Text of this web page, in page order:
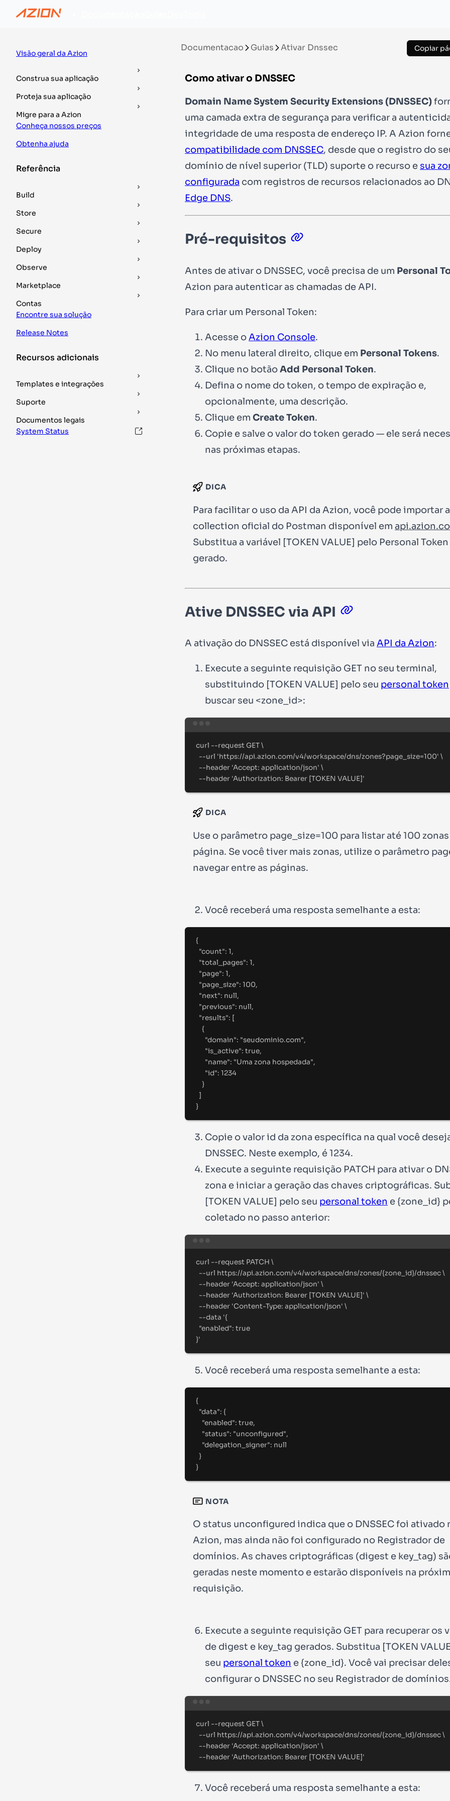
Visão geral da Azion
Construa sua aplicação
Proteja sua aplicação
Migre para a Azion
Conheça nossos preços
Obtenha ajuda
Referência
Build
Store
Secure
Deploy
Observe
Marketplace
Contas
Encontre sua solução
Release Notes
Recursos adicionais
Templates e integrações
Suporte
Documentos legais
System Status
Documentacao Guias Ativar Dnssec Copiar
Como ativar o DNSSEC
Domain Name System Security Extensions (DNSSEC)
uma camada extra de segurança para verificar a
integridade de uma resposta de endereço IP. A Azion
compatibilidade com DNSSEC, desde que o registro do
domínio de nível superior (TLD) suporte o recurso e sua
configurada com registros de recursos relacionados ao
Edge DNS.
Pré-requisitos
Antes de ativar o DNSSEC, você precisa de um Personal
Azion para autenticar as chamadas de API.
Para criar um Personal Token:
Acesse oAzion Console.
No menu lateral direito, clique em Personal Tokens.
Clique no botãoAdd Personal Token.
Defina o nome do token, o tempo de expiração e,
opcionalmente, uma descrição.
Clique em Create Token.
Copie e salve o valor do token gerado — ele será
nas próximas etapas.
DICA
Para facilitar o uso da API da Azion, você pode importar a
collection oficial do Postman disponível em
Substitua a variável [TOKEN VALUE] pelo Personal Token
gerado.
Ative DNSSEC via API
A ativação do DNSSEC está disponível via API da Azion:
Execute a seguinte requisição GET no seu terminal,
substituindo [TOKEN VALUE] pelo seu personal token
buscar seu <zone_id>:
curl --request GET \
--url 'https://api.azion.com/v4/workspace/dns/zones?page_size=100' \
--header 'Accept: application/json' \
--header 'Authorization: Bearer [TOKEN VALUE]'
DICA
Use o parâmetro page_size=100 para listar até 100
página. Se você tiver mais zonas, utilize o parâmetro
navegar entre as páginas.
Você receberá uma resposta semelhante a esta:
{
"count": 1,
"total_pages": 1,
"page": 1,
"page_size": 100,
"next": null,
"previous": null,
"results": [
{
"domain": "seudominio.com",
"is_active": true,
"name": "Uma zona hospedada",
"id": 1234
}
]
}
Copie o valorid da zona específica na qual você
DNSSEC. Neste exemplo, é1234.
Execute a seguinte requisição PATCH para ativar o
zona e iniciar a geração das chaves criptográficas.
[TOKEN VALUE] pelo seu personal token e {zone_id}
coletado no passo anterior:
curl --request PATCH \
--url https://api.azion.com/v4/workspace/dns/zones/{zone_id}/dnssec \
--header 'Accept: application/json' \
--header 'Authorization: Bearer [TOKEN VALUE]' \
--header 'Content-Type: application/json' \
--data '{
"enabled": true
}'
Você receberá uma resposta semelhante a esta:
{
"data": {
"enabled": true,
"status": "unconfigured",
"delegation_signer": null
}
}
NOTA
O status unconfigured indica que o DNSSEC foi ativado
Azion, mas ainda não foi configurado no Registrador de
domínios. As chaves criptográficas (digest e key_tag)
geradas neste momento e estarão disponíveis na
requisição.
Execute a seguinte requisição GET para recuperar os
de digest e key_tag gerados. Substitua [TOKEN
seu personal token e {zone_id}. Você vai precisar
configurar o DNSSEC no seu Registrador de
curl --request GET \
--url https://api.azion.com/v4/workspace/dns/zones/{zone_id}/dnssec \
--header 'Accept: application/json' \
--header 'Authorization: Bearer [TOKEN VALUE]'
Você receberá uma resposta semelhante a esta: